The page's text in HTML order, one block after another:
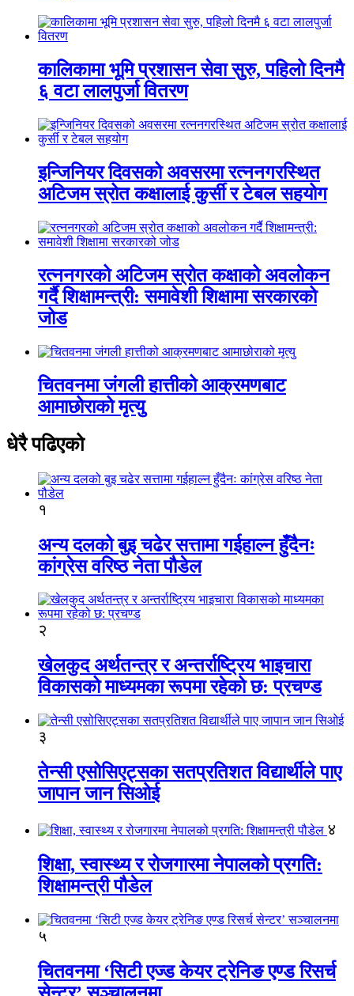
कालिकामा भूमि प्रशासन सेवा सुरु, पहिलो दिनमै
६ वटा लालपुर्जा वितरण
इन्जिनियर दिवसको अवसरमा रत्ननगरस्थित
अटिजम स्रोत कक्षालाई कुर्सी र टेबल सहयोग
रत्ननगरको अटिजम स्रोत कक्षाको अवलोकन
गर्दै शिक्षामन्त्री: समावेशी शिक्षामा सरकारको
जोड
चितवनमा जंगली हात्तीको आक्रमणबाट
आमाछोराको मृत्यु
धेरै पढिएको
१
अन्य दलको बुइ चढेर सत्तामा गईहाल्न हुँदैनः
कांग्रेस वरिष्ठ नेता पौडेल
२
खेलकुद अर्थतन्त्र र अन्तर्राष्ट्रिय भाइचारा
विकासको माध्यमका रूपमा रहेको छ: प्रचण्ड
३
तेन्सी एसोसिएट्सका सतप्रतिशत विद्यार्थीले पाए
जापान जान सिओई
४
शिक्षा, स्वास्थ्य र रोजगारमा नेपालको प्रगति:
शिक्षामन्त्री पौडेल
५
चितवनमा ‘सिटी एज्ड केयर ट्रेनिङ एण्ड रिसर्च